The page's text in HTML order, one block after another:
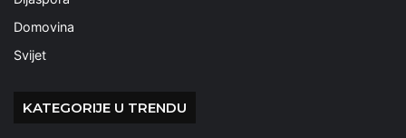
Domovina
Svijet
KATEGORIJE U TRENDU